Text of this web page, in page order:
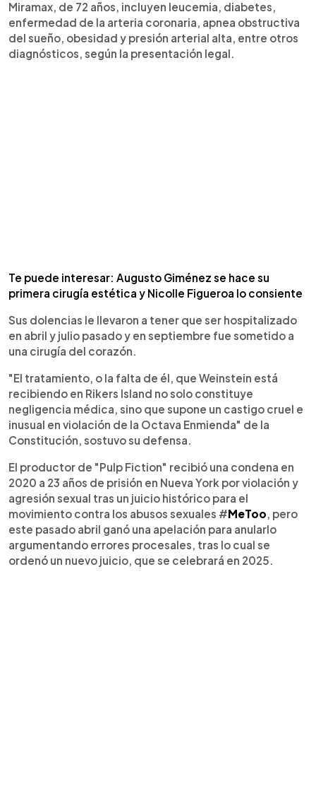
Miramax, de 72 años, incluyen leucemia, diabetes,
enfermedad de la arteria coronaria, apnea obstructiva
del sueño, obesidad y presión arterial alta, entre otros
diagnósticos, según la presentación legal.
Te puede interesar: Augusto Giménez se hace su
primera cirugía estética y Nicolle Figueroa lo consiente
Sus dolencias le llevaron a tener que ser hospitalizado
en abril y julio pasado y en septiembre fue sometido a
una cirugía del corazón.
"El tratamiento, o la falta de él, que Weinstein está
recibiendo en Rikers Island no solo constituye
negligencia médica, sino que supone un castigo cruel e
inusual en violación de la Octava Enmienda" de la
Constitución, sostuvo su defensa.
El productor de "Pulp Fiction" recibió una condena en
2020 a 23 años de prisión en Nueva York por violación y
agresión sexual tras un juicio histórico para el
movimiento contra los abusos sexuales #MeToo , pero
este pasado abril ganó una apelación para anularlo
argumentando errores procesales, tras lo cual se
ordenó un nuevo juicio, que se celebrará en 2025.